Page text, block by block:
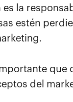
la
estén
que
del